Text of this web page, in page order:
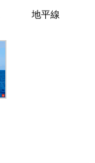
地平線